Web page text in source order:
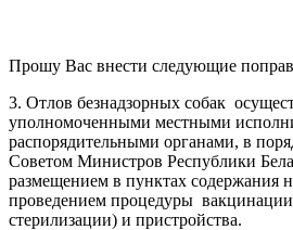
Прошу Вас внести следующие
3. Отлов безнадзорных собак
уполномоченными местными
распорядительными органами, в
Советом Министров Республики
размещением в пунктах содержания
проведением процедуры
стерилизации) и пристройства.